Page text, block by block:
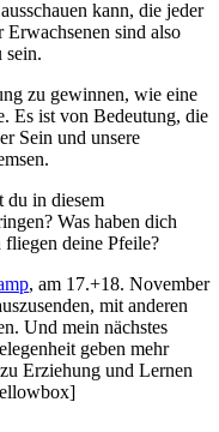
kann, die jeder
sind also
sein.
zu gewinnen, wie eine
Es ist von Bedeutung, die
Sein und unsere
du in diesem
Was haben dich
deine Pfeile?
, am 17.+18. November
mit anderen
Und mein nächstes
geben mehr
Erziehung und Lernen